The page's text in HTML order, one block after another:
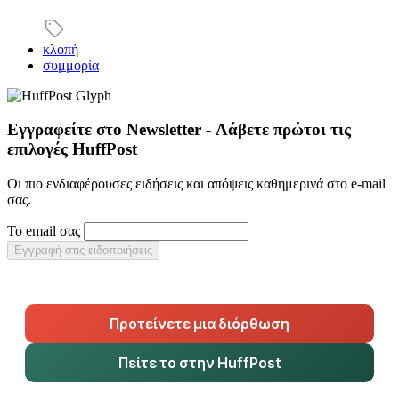
κλοπή
συμμορία
Εγγραφείτε στο Newsletter - Λάβετε πρώτοι τις
επιλογές HuffPost
Οι πιο ενδιαφέρουσες ειδήσεις και απόψεις καθημερινά στο e-mail
σας.
Το email σας
Εγγραφή στις ειδοποιήσεις
Προτείνετε μια διόρθωση
Πείτε το στην HuffPost